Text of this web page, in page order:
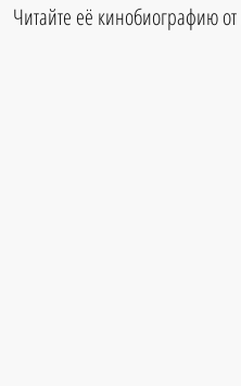
Читайте её кинобиографию